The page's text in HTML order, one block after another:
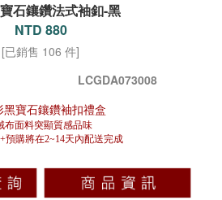
石鑲鑽法式袖釦-黑
NTD 880
[已銷售 106 件]
LCGDA073008
黑寶石鑲鑽袖扣禮盒
布面料突顯質感品味
預購將在2~14天內配送完成